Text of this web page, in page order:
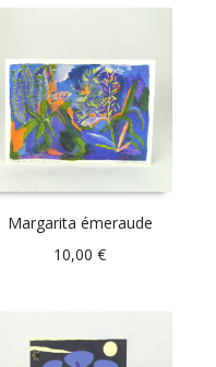
Margarita émeraude
10,00€